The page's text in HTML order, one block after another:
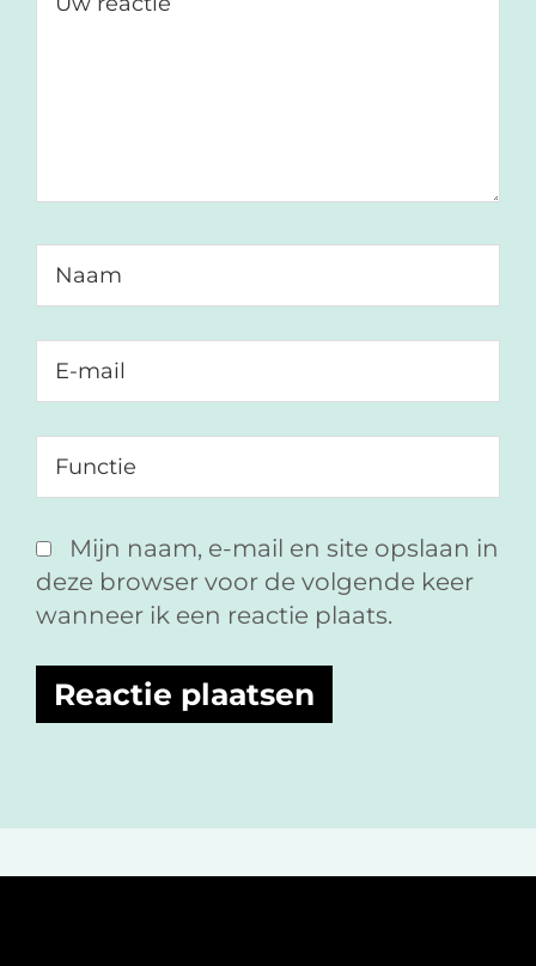
Mijn naam, e-mail en site opslaan in
deze browser voor de volgende keer
wanneer ik een reactie plaats.